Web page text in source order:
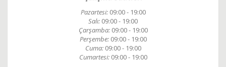
Pazartesi: 09:00 - 19:00
Salı: 09:00 - 19:00
Çarşamba: 09:00 - 19:00
Perşembe: 09:00 - 19:00
Cuma: 09:00 - 19:00
Cumartesi: 09:00 - 19:00